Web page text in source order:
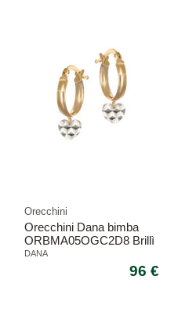
Orecchini
Orecchini Dana bimba
ORBMA05OGC2D8 Brillì
cerchio cuore
DANA
96 €